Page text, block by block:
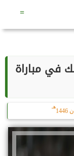
=
في مباراة
هـ